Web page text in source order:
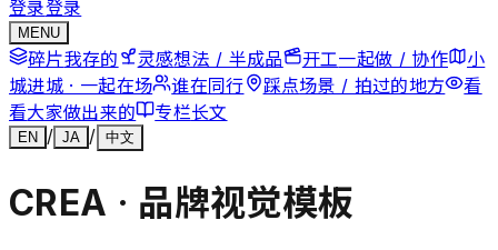
登录登录
MENU
碎片我存的 灵感想法 / 半成品 开工一起做 / 协作
小
城进城 · 一起在场 谁在同行 踩点场景 / 拍过的地方
看
看大家做出来的 专栏长文
EN / JA / 中文
CREA · 品牌视觉模板